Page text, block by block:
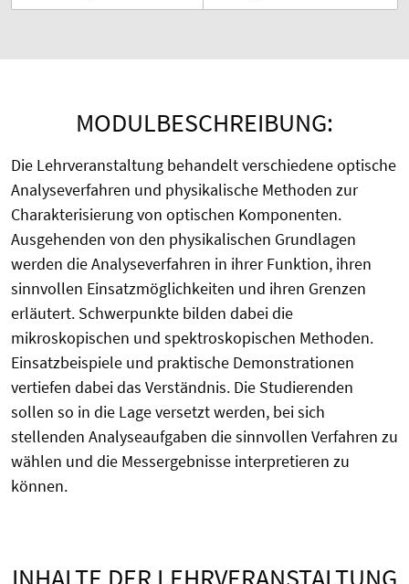
MODULBESCHREIBUNG:
Die Lehrveranstaltung behandelt verschiedene optische
Analyseverfahren und physikalische Methoden zur
Charakterisierung von optischen Komponenten.
Ausgehenden von den physikalischen Grundlagen
werden die Analyseverfahren in ihrer Funktion, ihren
sinnvollen Einsatzmöglichkeiten und ihren Grenzen
erläutert. Schwerpunkte bilden dabei die
mikroskopischen und spektroskopischen Methoden.
Einsatzbeispiele und praktische Demonstrationen
vertiefen dabei das Verständnis. Die Studierenden
sollen so in die Lage versetzt werden, bei sich
stellenden Analyseaufgaben die sinnvollen Verfahren zu
wählen und die Messergebnisse interpretieren zu
können.